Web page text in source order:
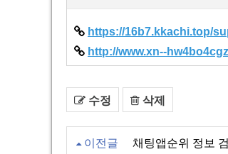
https://16b7.kkachi.top/
http://www.xn--
수정 삭제
이전글 채팅앱순위 정보